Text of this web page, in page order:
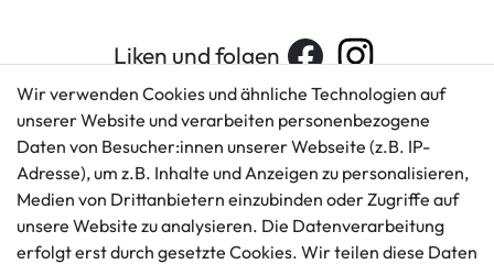
Liken und folgen
Kundenservice
+49 421 596586
Mo. - Fr. 9 - 16 Uhr
info@gameworld.de
Rechtliches
AGB
Impressum
Datenschutzerklärung
Wir verwenden Cookies und ähnliche Technologien auf
unserer Website und verarbeiten personenbezogene
Daten von Besucher:innen unserer Webseite (z.B. IP-
Adresse), um z.B. Inhalte und Anzeigen zu personalisieren,
Medien von Drittanbietern einzubinden oder Zugriffe auf
unsere Website zu analysieren. Die Datenverarbeitung
erfolgt erst durch gesetzte Cookies. Wir teilen diese Daten